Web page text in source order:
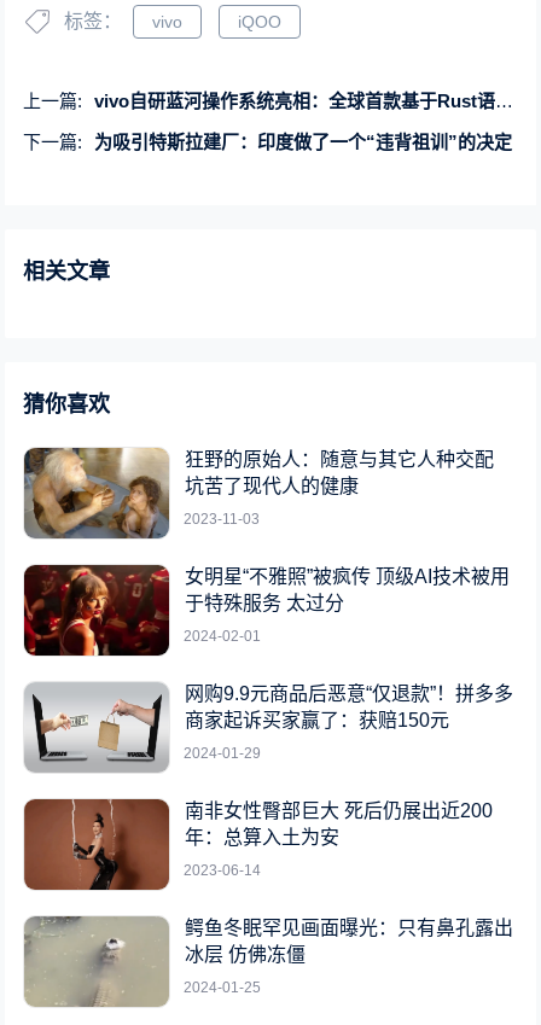
标签： vivo iQOO
上一篇:
vivo自研蓝河操作系统亮相：全球首款基于Rust语言编写
下一篇:
为吸引特斯拉建厂：印度做了一个“违背祖训”的决定
相关文章
猜你喜欢
狂野的原始人：随意与其它人种交配
坑苦了现代人的健康
2023-11-03
女明星“不雅照”被疯传 顶级AI技术被用
于特殊服务 太过分
2024-02-01
网购9.9元商品后恶意“仅退款”！拼多多
商家起诉买家赢了：获赔150元
2024-01-29
南非女性臀部巨大 死后仍展出近200
年：总算入土为安
2023-06-14
鳄鱼冬眠罕见画面曝光：只有鼻孔露出
冰层 仿佛冻僵
2024-01-25